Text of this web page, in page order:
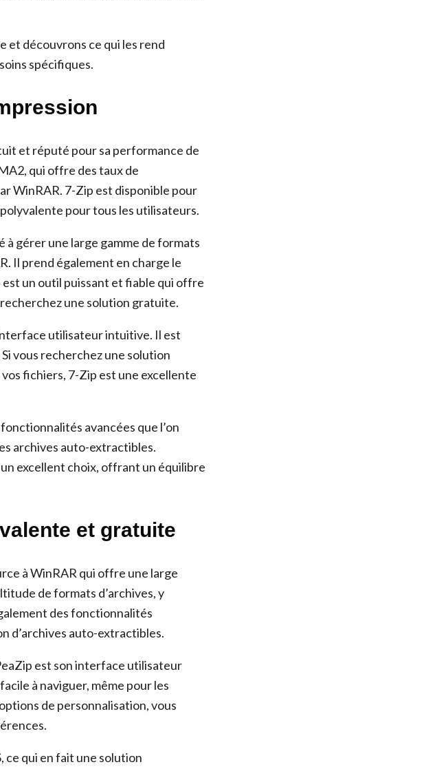
et découvrons ce qui les rend
spécifiques.
et réputé pour sa performance de
qui offre des taux de
WinRAR. 7-Zip est disponible pour
pour tous les utilisateurs.
à gérer une large gamme de formats
Il prend également en charge le
un outil puissant et fiable qui offre
une solution gratuite.
utilisateur intuitive. Il est
vous recherchez une solution
fichiers, 7-Zip est une excellente
avancées que l’on
archives auto-extractibles.
excellent choix, offrant un équilibre
et gratuite
à WinRAR qui offre une large
de formats d’archives, y
des fonctionnalités
d’archives auto-extractibles.
est son interface utilisateur
à naviguer, même pour les
de personnalisation, vous
ce qui en fait une solution